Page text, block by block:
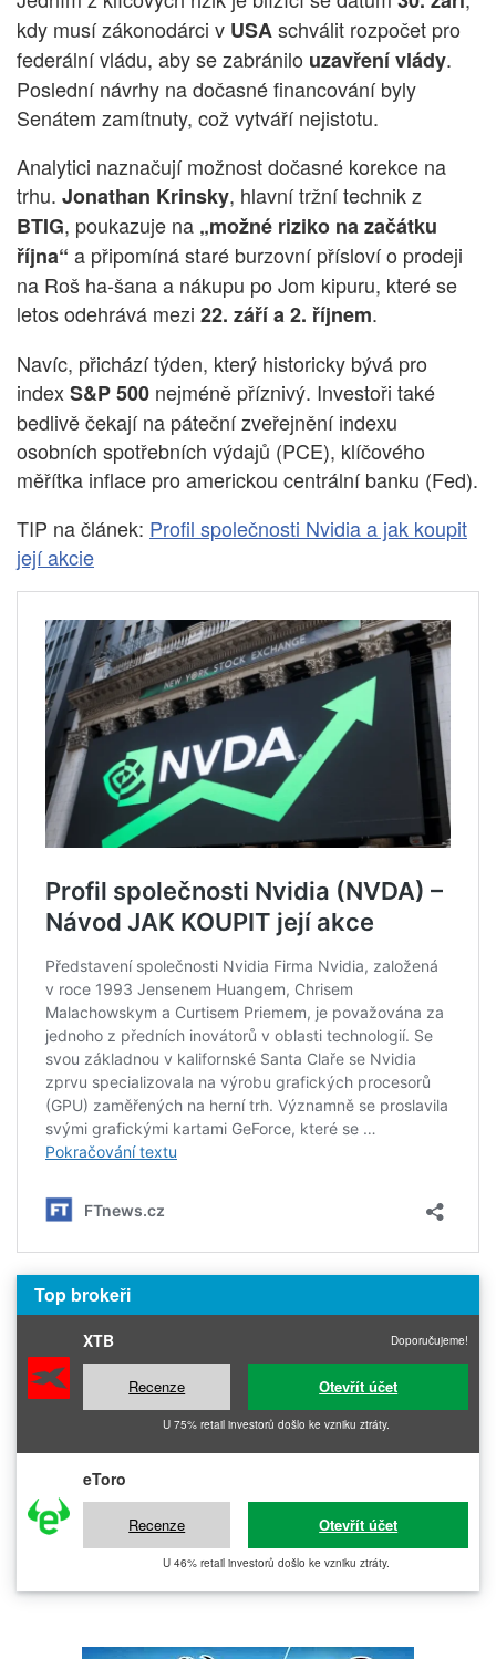
kdy musí zákonodárci v USAschválit rozpočet pro
federální vládu, aby se zabránilo uzavření vlády.
Poslední návrhy na dočasné financování byly
Senátem zamítnuty, což vytváří nejistotu.
Analytici naznačují možnost dočasné korekce na
trhu. Jonathan Krinsky, hlavní tržní technik z
BTIG, poukazuje na „možné riziko na začátku
října“ a připomíná staré burzovní přísloví o prodeji
na Roš ha-šana a nákupu po Jom kipuru, které se
letos odehrává mezi 22. září a 2. říjnem.
Navíc, přichází týden, který historicky bývá pro
indexS&P 500 nejméně příznivý. Investoři také
bedlivě čekají na páteční zveřejnění indexu
osobních spotřebních výdajů (PCE), klíčového
měřítka inflace pro americkou centrální banku (Fed).
TIP na článek: Profil společnosti Nvidia a jak koupit
její akcie
Top brokeři
XTB Doporučujeme!
Recenze Otevřít účet
U 75% retail investorů došlo ke vzniku ztráty.
eToro
Recenze Otevřít účet
U 46% retail investorů došlo ke vzniku ztráty.